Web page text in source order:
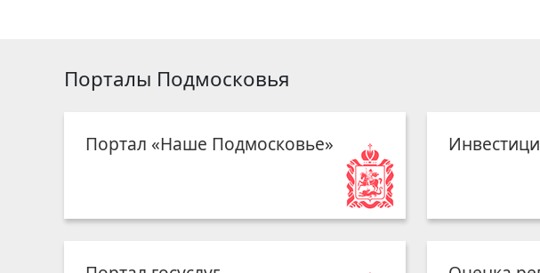
Порталы Подмосковья
Портал «Наше Подмосковье»